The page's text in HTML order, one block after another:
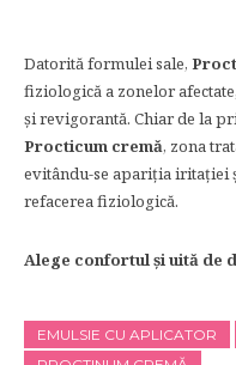
Datorită formulei sale,
fiziologică a zonelor
și revigorantă. Chiar de la
Procticum cremă, zona
evitându-se apariția iritației
refacerea fiziologică.
Alege confortul și uită de
EMULSIE CU APLICATOR